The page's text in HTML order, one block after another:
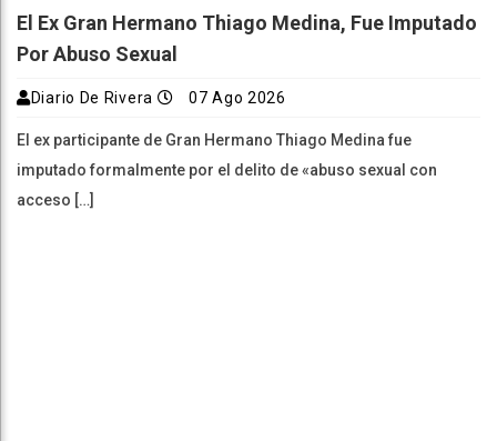
El Ex Gran Hermano Thiago Medina, Fue Imputado
Por Abuso Sexual
Diario De Rivera 07 Ago 2026
El ex participante de Gran Hermano Thiago Medina fue
imputado formalmente por el delito de «abuso sexual con
acceso […]